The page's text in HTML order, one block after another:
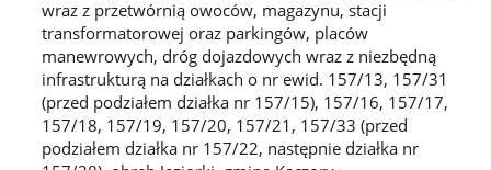
wraz z przetwórnią owoców, magazynu, stacji
transformatorowej oraz parkingów, placów
manewrowych, dróg dojazdowych wraz z niezbędną
infrastrukturą na działkach o nr ewid. 157/13, 157/31
(przed podziałem działka nr 157/15), 157/16, 157/17,
157/18, 157/19, 157/20, 157/21, 157/33 (przed
podziałem działka nr 157/22, następnie działka nr